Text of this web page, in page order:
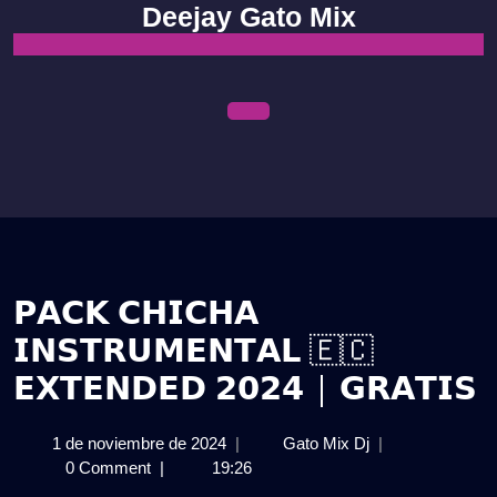
content
Deejay Gato Mix
𝗣𝗔𝗖𝗞 𝗖𝗛𝗜𝗖𝗛𝗔
𝗜𝗡𝗦𝗧𝗥𝗨𝗠𝗘𝗡𝗧𝗔𝗟 🇪🇨
𝗘𝗫𝗧𝗘𝗡𝗗𝗘𝗗 𝟮𝟬𝟮𝟰 | 𝗚𝗥𝗔𝗧𝗜𝗦
1 de noviembre de 20241
de
| Gato Mix Dj𝗣𝗔𝗖𝗞
|
0 Comment | 19:26